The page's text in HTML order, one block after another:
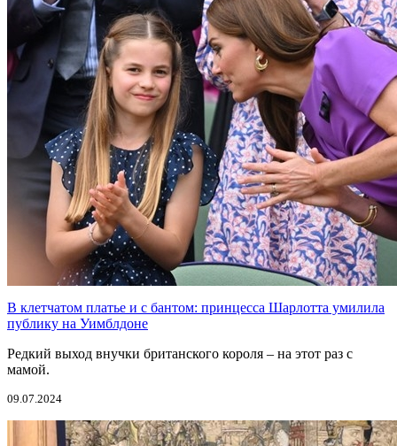
В клетчатом платье и с бантом: принцесса Шарлотта умилила
публику на Уимблдоне
Редкий выход внучки британского короля – на этот раз с
мамой.
09.07.2024